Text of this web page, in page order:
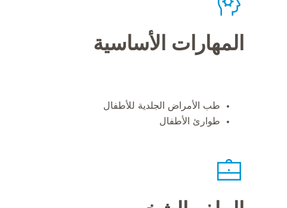
المهارات الأساسية
طب الأمراض الجلدية للأطفال
طوارئ الأطفال